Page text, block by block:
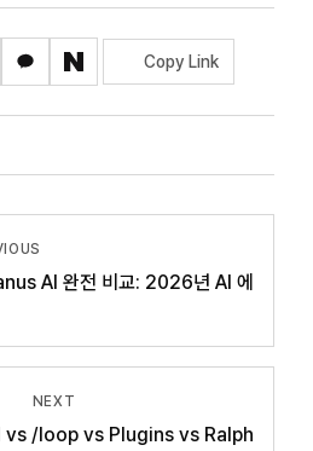
Copy Link
AI 완전 비교: 2026년 AI 에
NEXT
/loop vs Plugins vs Ralph